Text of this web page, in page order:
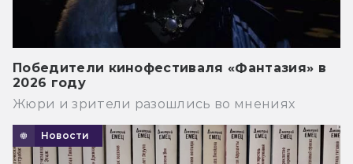
Победители кинофестиваля «Фантазия» в
2026 году
Жюри и зрители разошлись во мнениях
Новости